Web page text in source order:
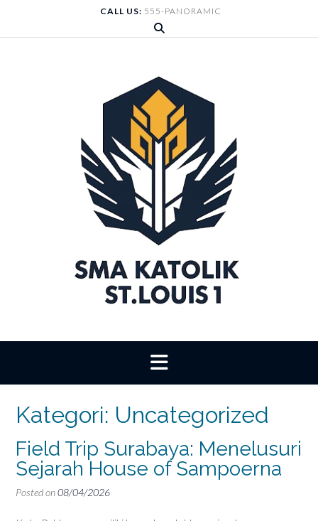
content
CALL US: 555-PANORAMIC
Kategori: Uncategorized
Field Trip Surabaya: Menelusuri
Sejarah House of Sampoerna
Posted on08/04/2026